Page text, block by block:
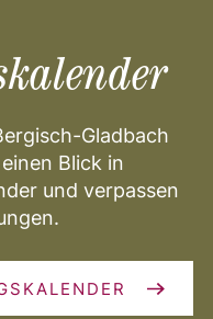
Gladbach
Blick in
und verpassen